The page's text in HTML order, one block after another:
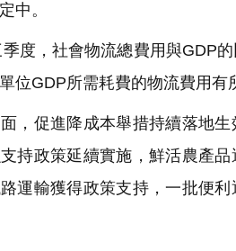
中。
度，社會物流總費用與GDP
位GDP所需耗費的物流費用有
，促進降成本舉措持續落地
持政策延續實施，鮮活農產
運輸獲得政策支持，一批便